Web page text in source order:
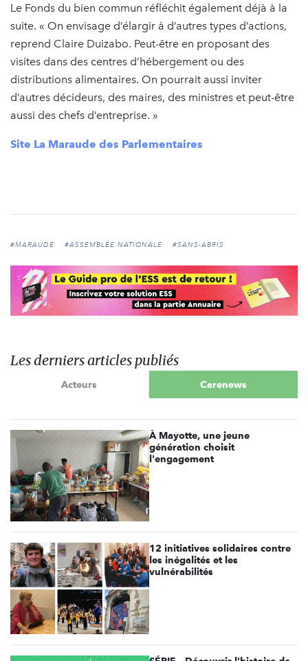
Le Fonds du bien commun réfléchit également déjà à la
suite. « On envisage d’élargir à d’autres types d’actions,
reprend Claire Duizabo. Peut-être en proposant des
visites dans des centres d’hébergement ou des
distributions alimentaires. On pourrait aussi inviter
d’autres décideurs, des maires, des ministres et peut-être
aussi des chefs d’entreprise. »
Site La Maraude des Parlementaires
#MARAUDE #ASSEMBLÉE NATIONALE #SANS-ABRIS
Les derniers articles publiés
Acteurs Carenews
À Mayotte, une jeune
génération choisit
l'engagement
12 initiatives solidaires contre
les inégalités et les
vulnérabilités